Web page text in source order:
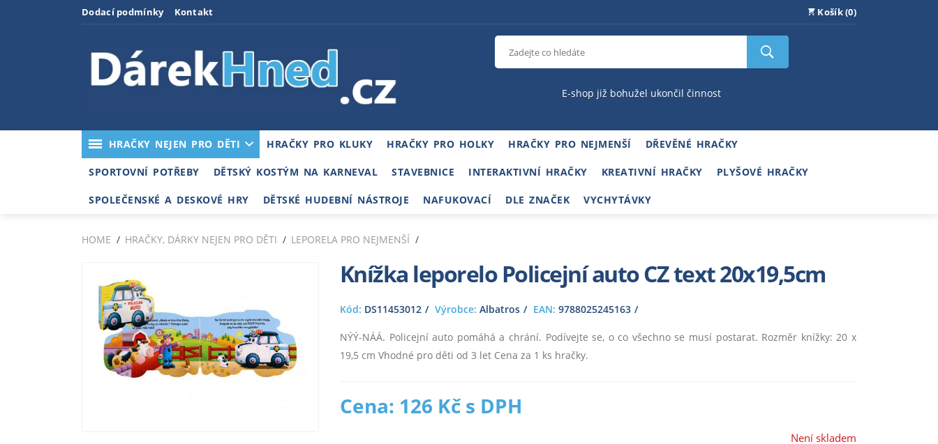
Dodací podmínky Kontakt Košík (0)
E-shop již bohužel ukončil činnost
HRAČKY NEJEN PRO DĚTI HRAČKY PRO KLUKY HRAČKY PRO HOLKY HRAČKY PRO NEJMENŠÍ DŘEVĚNÉ HRAČKY
SPORTOVNÍ POTŘEBY DĚTSKÝ KOSTÝM NA KARNEVAL STAVEBNICE INTERAKTIVNÍ HRAČKY KREATIVNÍ HRAČKY PLYŠOVÉ HRAČKY
SPOLEČENSKÉ A DESKOVÉ HRY DĚTSKÉ HUDEBNÍ NÁSTROJE NAFUKOVACÍ DLE ZNAČEK VYCHYTÁVKY
HOME HRAČKY, DÁRKY NEJEN PRO DĚTI LEPORELA PRO NEJMENŠÍ
Knížka leporelo Policejní auto CZ text 20x19,5cm
Kód: DS11453012 Výrobce: Albatros EAN: 9788025245163
NÝÝ-NÁÁ. Policejní auto pomáhá a chrání. Podívejte se, o co všechno se musí postarat. Rozměr knížky: 20 x
19,5 cm Vhodné pro děti od 3 let Cena za 1 ks hračky.
Cena: 126 Kč s DPH
Není skladem